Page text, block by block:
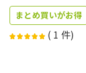
まとめ買いがお得
( 1 件)